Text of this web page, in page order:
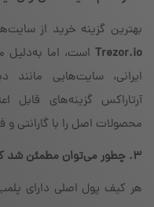
بهترین گزینه خرید از
Trezor.io است، اما به‌دلیل
ایرانی، سایت‌هایی مانند
آرتاراکس گزینه‌های قابل
محصولات اصل را با گارانتی و
۳. چطور می‌توان مطمئن شد کیف پول خریداری‌شده تقلبی نیست؟
هر کیف پول اصلی دارای پلمب